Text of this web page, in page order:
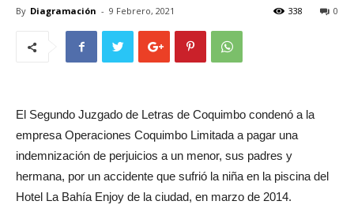
By Diagramación - 9 Febrero, 2021 0
338
El Segundo Juzgado de Letras de Coquimbo condenó a la
empresa Operaciones Coquimbo Limitada a pagar una
indemnización de perjuicios a un menor, sus padres y
hermana, por un accidente que sufrió la niña en la piscina del
Hotel La Bahía Enjoy de la ciudad, en marzo de 2014.